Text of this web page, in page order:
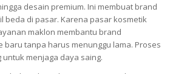
desain premium. Ini membuat brand
beda di pasar. Karena pasar kosmetik
maklon membantu brand
baru tanpa harus menunggu lama. Proses
untuk menjaga daya saing.